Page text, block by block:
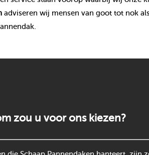
adviseren wij mensen van goot tot nok
zou u voor ons kiezen?